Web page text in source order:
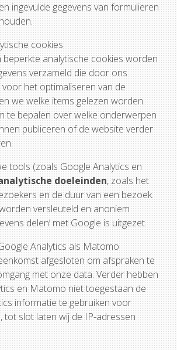
ingevulde gegevens van formulieren
cookies
beperkte analytische cookies worden
verzameld die door ons
het optimaliseren van de
we welke items gelezen worden.
te bepalen over welke onderwerpen
publiceren of de website verder
tools (zoals Google Analytics en
doeleinden, zoals het
en de duur van een bezoek.
versleuteld en anoniem
delen’ met Google is uitgezet.
Analytics als Matomo
afgesloten om afspraken te
met onze data. Verder hebben
en Matomo niet toegestaan de
informatie te gebruiken voor
tot slot laten wij de IP-adressen